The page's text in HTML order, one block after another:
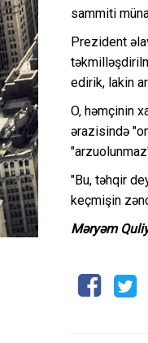
sammiti
Prezident
edirik, lakin
O, həmçinin
ərazisində
"Bu, təhqir
keçmişin
Məryəm